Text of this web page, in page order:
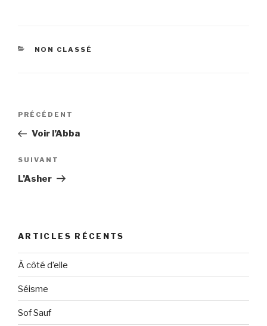
CATÉGORIES
NON CLASSÉ
Navigation
l’article
Article
précédent
PRÉCÉDENT
Voir l’Abba
Article
suivant
SUIVANT
L’Asher
ARTICLES RÉCENTS
À côté d’elle
Séisme
Sof Sauf